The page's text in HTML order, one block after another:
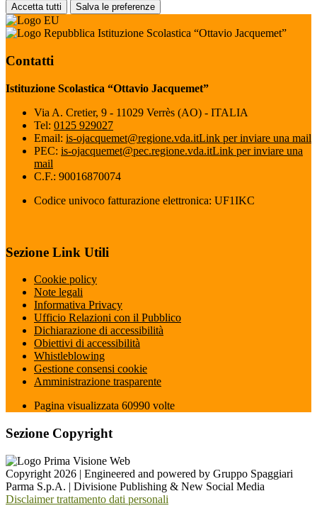
Accetta tutti Salva le preferenze
Istituzione Scolastica “Ottavio Jacquemet”
Contatti
Istituzione Scolastica “Ottavio Jacquemet”
Via A. Cretier, 9 - 11029 Verrès (AO) - ITALIA
Tel: 0125 929027
Email: is-ojacquemet@regione.vda.itLink per inviare una mail
PEC: is-ojacquemet@pec.regione.vda.itLink per inviare una
mail
C.F.: 90016870074
Codice univoco fatturazione elettronica: UF1IKC
Sezione Link Utili
Cookie policy
Note legali
Informativa Privacy
Ufficio Relazioni con il Pubblico
Dichiarazione di accessibilità
Obiettivi di accessibilità
Whistleblowing
Gestione consensi cookie
Amministrazione trasparente
Pagina visualizzata 60990 volte
Sezione Copyright
Copyright 2026 | Engineered and powered by Gruppo Spaggiari
Parma S.p.A. | Divisione Publishing & New Social Media
Disclaimer trattamento dati personali